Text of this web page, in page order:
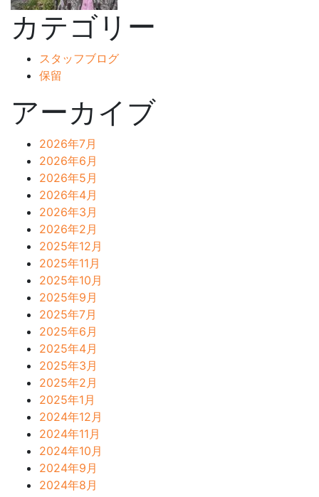
カテゴリー
スタッフブログ
保留
アーカイブ
2026年7月
2026年6月
2026年5月
2026年4月
2026年3月
2026年2月
2025年12月
2025年11月
2025年10月
2025年9月
2025年7月
2025年6月
2025年4月
2025年3月
2025年2月
2025年1月
2024年12月
2024年11月
2024年10月
2024年9月
2024年8月